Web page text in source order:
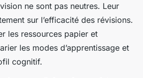
ne sont pas neutres. Leur
sur l’efficacité des révisions.
les ressources papier et
les modes d’apprentissage et
cognitif.